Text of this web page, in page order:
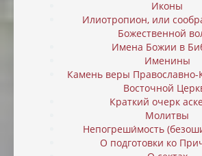
Иконы
Илиотропион, или
Божественной
Имена Божии в
Именины
Камень веры Православно-
Восточной
Краткий очерк
Молитвы
Непогреши́мость
О подготовки ко